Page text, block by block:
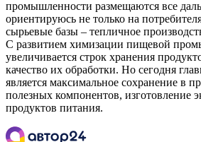
промышленности размещаются все
ориентируюсь не только на
сырьевые базы – тепличное
С развитием химизации пищевой
увеличивается строк хранения
качество их обработки. Но сегодня
является максимальное сохранение в
полезных компонентов, изготовление
продуктов питания.